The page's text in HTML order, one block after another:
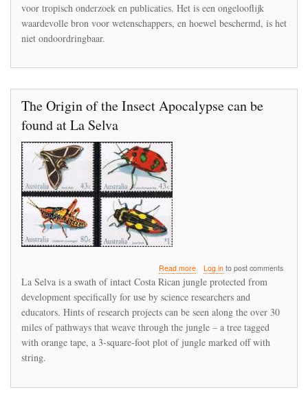
te
vinden
voor tropisch onderzoek en publicaties. Het is een ongelooflijk
waardevolle bron voor wetenschappers, en hoewel beschermd, is het
niet ondoordringbaar.
The Origin of the Insect Apocalypse can be
found at La Selva
Read moreabout
The
Origin
of
the
Insect
Apocalypse
can
Log into post comments
La Selva is a swath of intact Costa Rican jungle protected from
development specifically for use by science researchers and
educators. Hints of research projects can be seen along the over 30
miles of pathways that weave through the jungle – a tree tagged
with orange tape, a 3-square-foot plot of jungle marked off with
string.